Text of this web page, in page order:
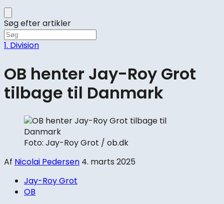
Søg efter artikler
1. Division
OB henter Jay-Roy Grot
tilbage til Danmark
Foto: Jay-Roy Grot / ob.dk
Af Nicolai Pedersen 4. marts 2025
Jay-Roy Grot
OB